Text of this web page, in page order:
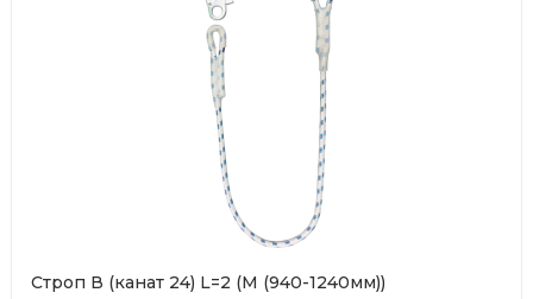
Строп В (канат 24) L=2 (М (940-1240мм))